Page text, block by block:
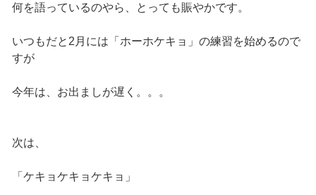
何を語っているのやら、とっても賑やかです。
いつもだと2月には「ホーホケキョ」の練習を始めるので
すが
今年は、お出ましが遅く。。。
次は、
「ケキョケキョケキョ」